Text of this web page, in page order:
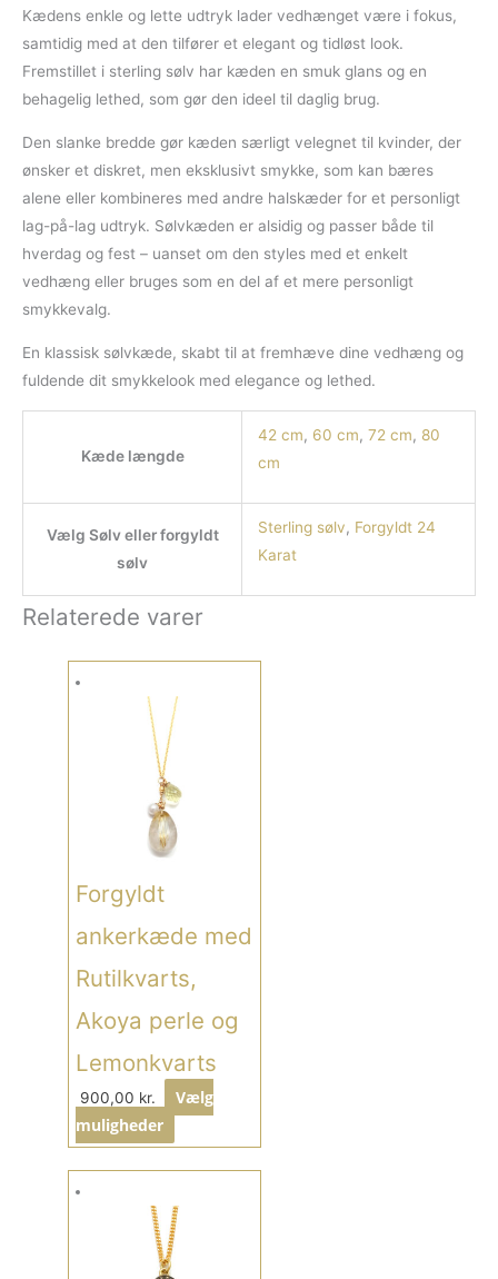
Kædens enkle og lette udtryk lader vedhænget være i fokus,
samtidig med at den tilfører et elegant og tidløst look.
Fremstillet i sterling sølv har kæden en smuk glans og en
behagelig lethed, som gør den ideel til daglig brug.
Den slanke bredde gør kæden særligt velegnet til kvinder, der
ønsker et diskret, men eksklusivt smykke, som kan bæres
alene eller kombineres med andre halskæder for et personligt
lag-på-lag udtryk. Sølvkæden er alsidig og passer både til
hverdag og fest – uanset om den styles med et enkelt
vedhæng eller bruges som en del af et mere personligt
smykkevalg.
En klassisk sølvkæde, skabt til at fremhæve dine vedhæng og
fuldende dit smykkelook med elegance og lethed.
Kæde længde
42 cm, 60 cm, 72 cm, 80
cm
Vælg Sølv eller forgyldt
sølv
Sterling sølv, Forgyldt 24
Karat
Relaterede varer
Forgyldt
ankerkæde med
Rutilkvarts,
Akoya perle og
Lemonkvarts
900,00 kr.
Vælg
muligheder